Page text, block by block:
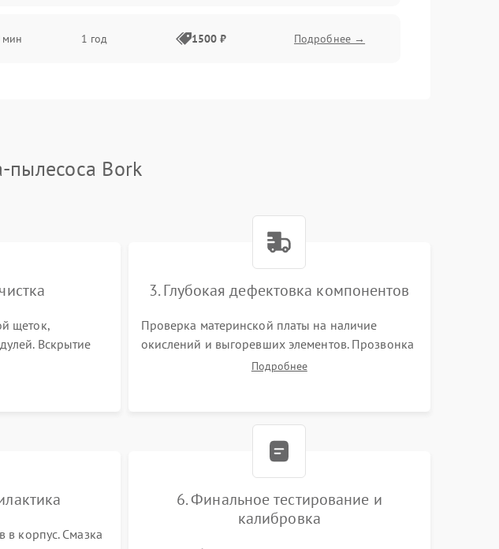
мин 1 год 1500 ₽ Подробнее →
пылесоса Bork
щеток,
Вскрытие
внутренних
3. Глубокая дефектовка компонентов
Проверка материнской платы на наличие
окислений и выгоревших элементов. Прозвонка
цепей питания, тестирование приводных
Подробнее
в корпус. Смазка
6. Финальное тестирование и
калибровка